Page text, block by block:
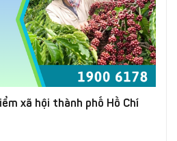
xã hội thành phố Hồ Chí